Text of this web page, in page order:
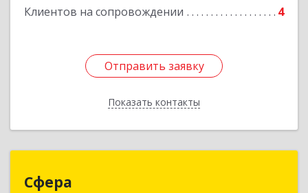
Клиентов на сопровождении 4
Отправить заявку
Показать контакты
Отправить заявку
Назад
Сфера